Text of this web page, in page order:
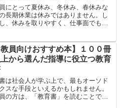
にとって夏休み、冬休み、春休みな
長期休業は休みではありません。し
、休みを取りやすく、仕事面でも自
業中を有意義に過ごすことは、自身の
ルアップや休み明けの...
教員向けおすすめ本】１００冊
上から選んだ指導に役立つ教育
は社会人が学ぶ上で、最もオーソド
スな手段といえるかもしれません。
の方は、「教育書」を読むことで、